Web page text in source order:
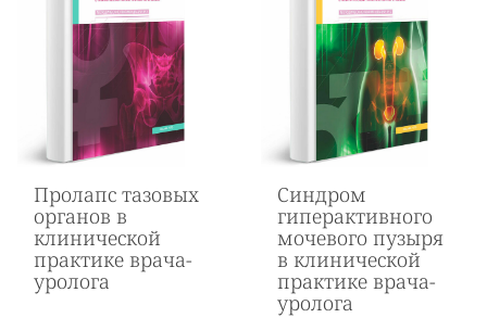
Пролапс тазовых
органов в
клинической
практике врача-
уролога
Cиндром
гиперактивного
мочевого пузыря
в клинической
практике врача-
уролога